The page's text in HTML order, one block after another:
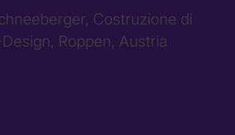
Costruzione di
Roppen, Austria